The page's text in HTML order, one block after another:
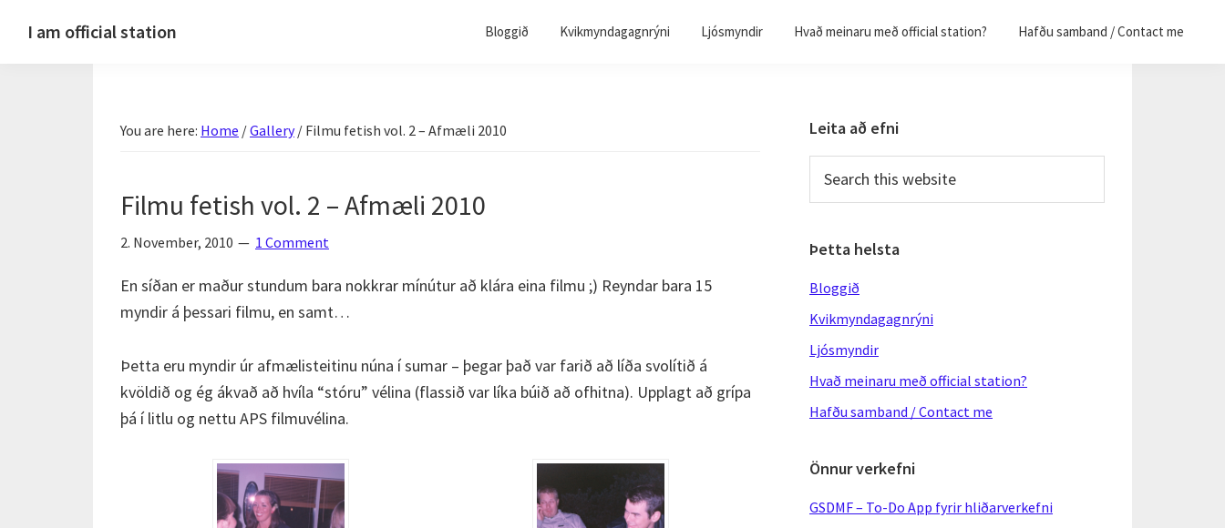
I am official station Bloggið Kvikmyndagagnrýni Ljósmyndir Hvað meinaru með official station? Hafðu samband / Contact me
You are here: Home /Gallery / Filmu fetish vol. 2 – Afmæli 2010
Filmu fetish vol. 2 – Afmæli 2010
2. November, 2010 1 Comment
En síðan er maður stundum bara nokkrar mínútur að klára eina filmu ;) Reyndar bara 15
myndir á þessari filmu, en samt…
Þetta eru myndir úr afmælisteitinu núna í sumar – þegar það var farið að líða svolítið á
kvöldið og ég ákvað að hvíla “stóru” vélina (flassið var líka búið að ofhitna). Upplagt að grípa
þá í litlu og nettu APS filmuvélina.
Primary
Sidebar
Leita að efni
this
Þetta helsta
Bloggið
Kvikmyndagagnrýni
Ljósmyndir
Hvað meinaru með official station?
Hafðu samband / Contact me
Önnur verkefni
GSDMF – To-Do App fyrir hliðarverkefni